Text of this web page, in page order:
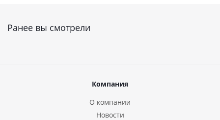
Ранее вы смотрели
Компания
О компании
Новости